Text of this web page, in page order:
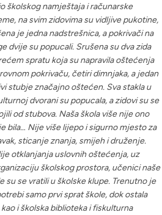
školskog namještaja i računarske
na svim zidovima su vidljive pukotine,
je jedna nadstrešnica, a pokrivači na
dvije su popucali. Srušena su dva zida
spratu koja su napravila oštećenja
pokrivaču, četiri dimnjaka, a jedan
stubje značajno oštećen. Sva stakla u
dvorani su popucala, a zidovi su se
od stubova. Naša škola više nije ono
bila… Nije više lijepo i sigurno mjesto za
sticanje znanja, smijeh i druženje.
otklanjanja uslovnih oštećenja, uz
školskog prostora, učenici naše
su se vratili u školske klupe. Trenutno je
samo prvi sprat škole, dok ostala
kao i školska biblioteka i fiskulturna